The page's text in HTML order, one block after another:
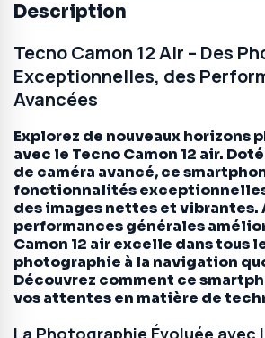
Description
Tecno Camon 12 Air – Des
Exceptionnelles, des
Avancées
Explorez de nouveaux horizons
avec le Tecno Camon 12 air.
de caméra avancé, ce
fonctionnalités
des images nettes et vibrantes.
performances générales
Camon 12 air excelle dans tous
photographie à la navigation
Découvrez comment ce
vos attentes en matière de
La Photographie Évoluée avec